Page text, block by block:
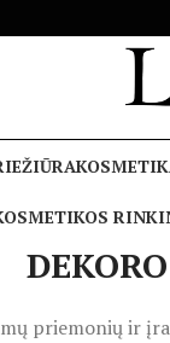
priemonių ir